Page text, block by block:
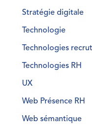
Stratégie digitale
Technologie
Technologies
Technologies RH
UX
Web Présence RH
Web sémantique